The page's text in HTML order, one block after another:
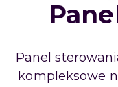
Panel
kompleksowe